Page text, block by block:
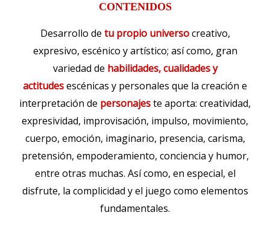
CONTENIDOS
Desarrollo de tu propio universocreativo,
expresivo, escénico y artístico; así como, gran
variedad de habilidades, cualidades y
actitudesescénicas y personales que la creación e
interpretación de personajeste aporta: creatividad,
expresividad, improvisación, impulso, movimiento,
cuerpo, emoción, imaginario, presencia, carisma,
pretensión, empoderamiento, conciencia y humor,
entre otras muchas. Así como, en especial, el
disfrute, la complicidad y el juego como elementos
fundamentales.